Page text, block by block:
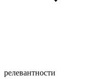
релевантности